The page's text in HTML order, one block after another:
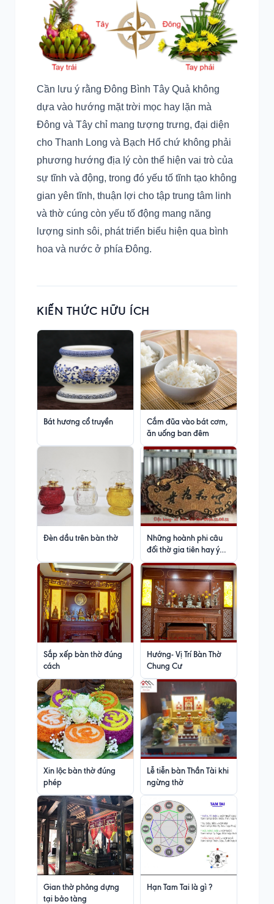
Cần lưu ý rằng Đông Bình Tây Quả không
dựa vào hướng mặt trời mọc hay lặn mà
Đông và Tây chỉ mang tượng trưng, đại diện
cho Thanh Long và Bạch Hổ chứ không phải
phương hướng địa lý còn thể hiện vai trò của
sự tĩnh và động, trong đó yếu tố tĩnh tạo không
gian yên tĩnh, thuận lợi cho tập trung tâm linh
và thờ cúng còn yếu tố động mang năng
lượng sinh sôi, phát triển biểu hiện qua bình
hoa và nước ở phía Đông.
KIẾN THỨC HỮU ÍCH
Bát hương cổ truyền
Cắm đũa vào bát cơm,
ăn uống ban đêm
Đèn dầu trên bàn thờ
Những hoành phi câu
đối thờ gia tiên hay ý
nghĩa
Sắp xếp bàn thờ đúng
cách
Hướng- Vị Trí Bàn Thờ
Chung Cư
Xin lộc bàn thờ đúng
phép
Lễ tiễn bàn Thần Tài khi
ngừng thờ
Gian thờ phỏng dựng
tại bảo tàng
Hạn Tam Tai là gì ?